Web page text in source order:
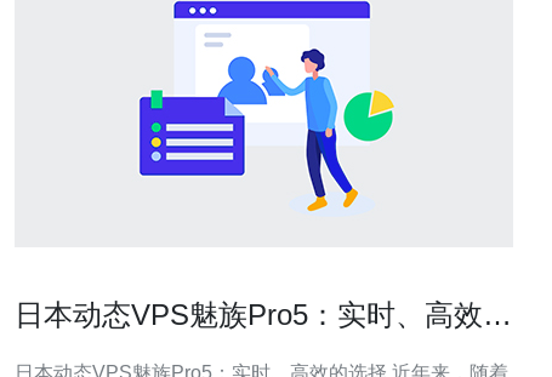
日本动态VPS魅族Pro5：实时、高效的
日本动态VPS魅族Pro5：实时、高效的选择 近年来，随着